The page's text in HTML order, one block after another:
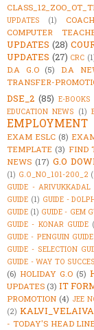
UPDATES
(1)
COMPUTER
UPDATES (28)
UPDATES (27) CRC
D.A G.O (5) D.A
TRANSFER-
DSE_2 (85) E-BOOKS
EDUCATION NEWS (1)
EMPLOYMENT
EXAM ESLC (8)
TEMPLATE (3) FIND
NEWS (17) G.O
(1) G.O_NO_101-200_2
GUIDE - ARIVUKKADAL
GUIDE (1) GUIDE -
GUIDE (1) GUIDE - GEM
GUIDE - KONAR GUIDE
GUIDE - PENGUIN GUIDE
GUIDE - SELECTION
GUIDE - WAY TO
(6) HOLIDAY G.O (5)
UPDATES (3) IT
PROMOTION (4) JEE
(2)
- TODAY'S HEAD